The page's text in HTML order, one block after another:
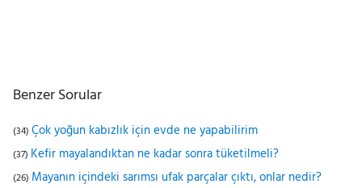
Benzer Sorular
(34) Çok yoğun kabızlık için evde ne yapabilirim
(37) Kefir mayalandıktan ne kadar sonra tüketilmeli?
(26) Mayanın içindeki sarımsı ufak parçalar çıktı, onlar nedir?